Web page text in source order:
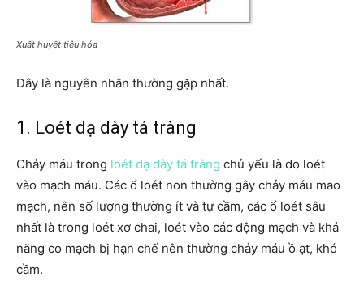
Xuất huyết tiêu hóa
Đây là nguyên nhân thường gặp nhất.
1. Loét dạ dày tá tràng
Chảy máu trong loét dạ dày tá tràng chủ yếu là do loét
vào mạch máu. Các ổ loét non thường gây chảy máu mao
mạch, nên số lượng thường ít và tự cầm, các ổ loét sâu
nhất là trong loét xơ chai, loét vào các động mạch và khả
năng co mạch bị hạn chế nên thường chảy máu ồ ạt, khó
cầm.